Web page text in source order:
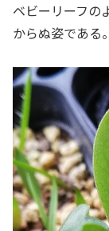
ベビーリーフの
からぬ姿である。